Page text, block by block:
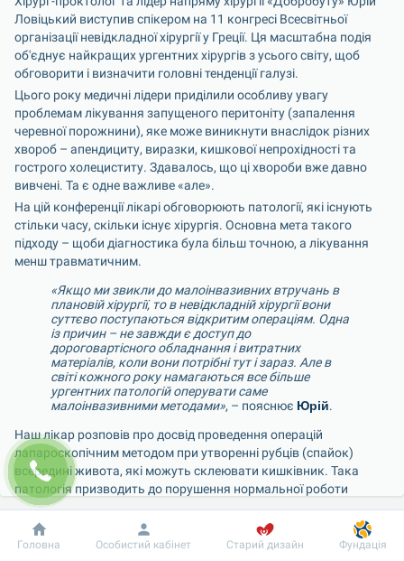
Ловіцький виступив спікером на 11 конгресі Всесвітньої
організації невідкладної хірургії у Греції. Ця масштабна подія
об'єднує найкращих ургентних хірургів з усього світу, щоб
обговорити і визначити головні тенденції галузі.
Цього року медичні лідери приділили особливу увагу
проблемам лікування запущеного перитоніту (запалення
черевної порожнини), яке може виникнути внаслідок різних
хвороб – апендициту, виразки, кишкової непрохідності та
гострого холециститу. Здавалось, що ці хвороби вже давно
вивчені. Та є одне важливе «але».
На цій конференції лікарі обговорюють патології, які існують
стільки часу, скільки існує хірургія. Основна мета такого
підходу – щоби діагностика була більш точною, а лікування
менш травматичним.
«Якщо ми звикли до малоінвазивних втручань в
плановій хірургії, то в невідкладній хірургії вони
суттєво поступаються відкритим операціям. Одна
із причин – не завжди є доступ до
дороговартісного обладнання і витратних
матеріалів, коли вони потрібні тут і зараз. Але в
світі кожного року намагаються все більше
ургентних патологій оперувати саме
малоінвазивними методами», – пояснює Юрій.
Наш лікар розповів про досвід проведення операцій
лапароскопічним методом при утворенні рубців (спайок)
всередині живота, які можуть склеювати кишківник. Така
патологія призводить до порушення нормальної роботи
органу, адже через спайки кишківник сильно перетискається, і
це заважає проходженню їжі. Досвід показує, що пацієнти, які
перенесли лапароскопію при лікуванні спайкової кишкової
Добробут Інформація Пацієнту
Головна Особистий кабінет Старий дизайн Фундація